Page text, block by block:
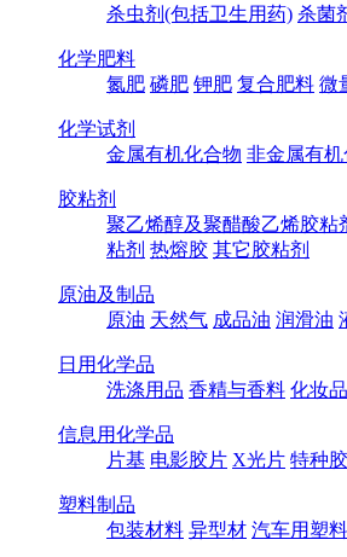
杀虫剂(包括卫生用药) 杀菌
化学肥料
氮肥 磷肥 钾肥 复合肥料 微
化学试剂
金属有机化合物 非金属有机
胶粘剂
聚乙烯醇及聚醋酸乙烯胶粘
粘剂 热熔胶 其它胶粘剂
原油及制品
原油 天然气 成品油 润滑油
日用化学品
洗涤用品 香精与香料 化妆品
信息用化学品
片基 电影胶片 X光片 特种
塑料制品
包装材料 异型材 汽车用塑料